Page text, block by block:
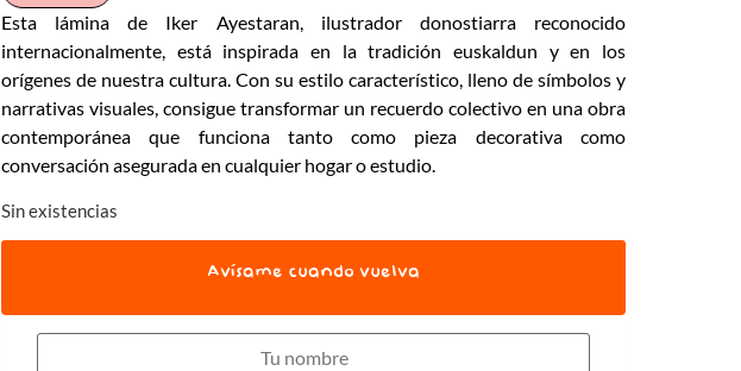
Esta lámina de Iker Ayestaran, ilustrador donostiarra reconocido
internacionalmente, está inspirada en la tradición euskaldun y en los
orígenes de nuestra cultura. Con su estilo característico, lleno de símbolos y
narrativas visuales, consigue transformar un recuerdo colectivo en una obra
contemporánea que funciona tanto como pieza decorativa como
conversación asegurada en cualquier hogar o estudio.
Sin existencias
Avísame cuando vuelva